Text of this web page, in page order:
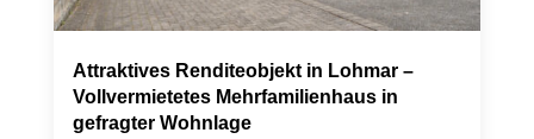
Attraktives Renditeobjekt in Lohmar –
Vollvermietetes Mehrfamilienhaus in
gefragter Wohnlage